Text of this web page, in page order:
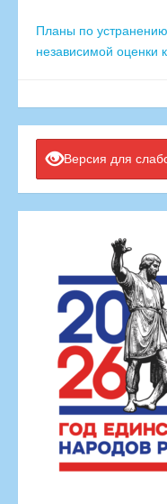
Планы по
независимой оценки
Версия для